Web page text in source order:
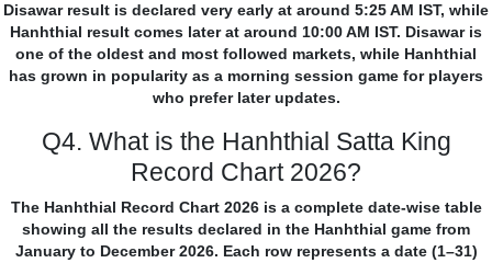
Disawar result is declared very early at around 5:25 AM IST, while
Hanhthial result comes later at around 10:00 AM IST. Disawar is
one of the oldest and most followed markets, while Hanhthial
has grown in popularity as a morning session game for players
who prefer later updates.
Q4. What is the Hanhthial Satta King
Record Chart 2026?
The Hanhthial Record Chart 2026 is a complete date-wise table
showing all the results declared in the Hanhthial game from
January to December 2026. Each row represents a date (1–31)